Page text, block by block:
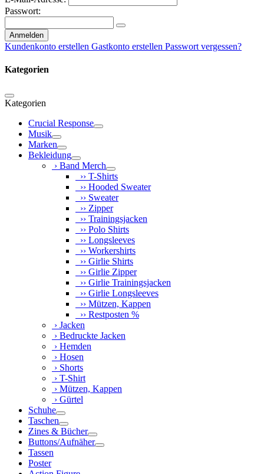
Passwort:
Anmelden
Kundenkonto erstellen Gastkonto erstellen Passwort vergessen?
Kategorien
Kategorien
Crucial Response
Musik
Marken
Bekleidung
› Band Merch
›› T-Shirts
›› Hooded Sweater
›› Sweater
›› Zipper
›› Trainingsjacken
›› Polo Shirts
›› Longsleeves
›› Workershirts
›› Girlie Shirts
›› Girlie Zipper
›› Girlie Trainingsjacken
›› Girlie Longsleeves
›› Mützen, Kappen
›› Restposten %
› Jacken
› Bedruckte Jacken
› Hemden
› Hosen
› Shorts
› T-Shirt
› Mützen, Kappen
› Gürtel
Schuhe
Taschen
Zines & Bücher
Buttons/Aufnäher
Tassen
Poster